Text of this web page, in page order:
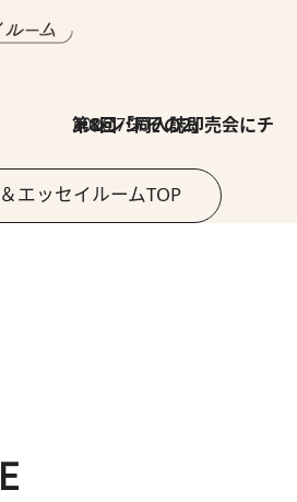
2026.7.30
第8回「同人誌即売会にチャレンジ その2」
エッセイルームTOP